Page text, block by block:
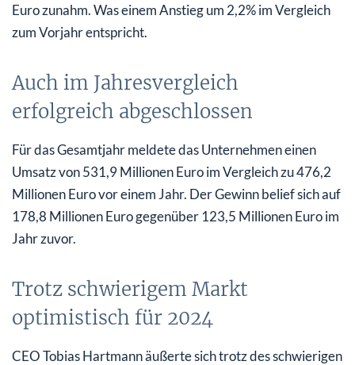
Euro zunahm. Was einem Anstieg um 2,2% im Vergleich
zum Vorjahr entspricht.
Auch im Jahresvergleich
erfolgreich abgeschlossen
Für das Gesamtjahr meldete das Unternehmen einen
Umsatz von 531,9 Millionen Euro im Vergleich zu 476,2
Millionen Euro vor einem Jahr. Der Gewinn belief sich auf
178,8 Millionen Euro gegenüber 123,5 Millionen Euro im
Jahr zuvor.
Trotz schwierigem Markt
optimistisch für 2024
CEO Tobias Hartmann äußerte sich trotz des schwierigen